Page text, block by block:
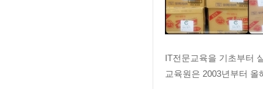
IT전문교육을 기초부터
교육원은 2003년부터